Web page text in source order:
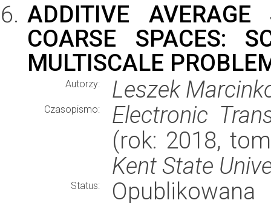
ADDITIVE
COARSE SPACES:
MULTISCALE
Autorzy: Leszek
Czasopismo:
Electronic
(rok: 2018,
Kent State
Status: Opublikowana